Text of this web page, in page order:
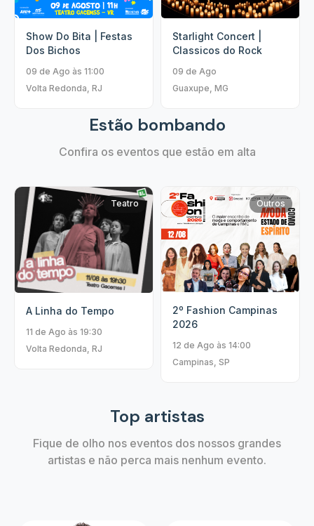
Show Do Bita | Festas
Dos Bichos
09 de Ago às 11:00
Volta Redonda, RJ
Starlight Concert |
Classicos do Rock
09 de Ago
Guaxupe, MG
Estão bombando
Confira os eventos que estão em alta
Teatro
A Linha do Tempo
11 de Ago às 19:30
Volta Redonda, RJ
Outros
2º Fashion Campinas
2026
12 de Ago às 14:00
Campinas, SP
Top artistas
Fique de olho nos eventos dos nossos grandes
artistas e não perca mais nenhum evento.